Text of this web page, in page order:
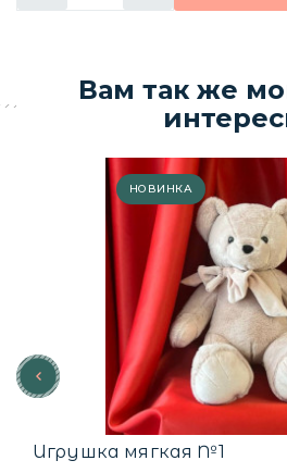
Вам так же
НОВИНКА
Игрушка мягкая №1